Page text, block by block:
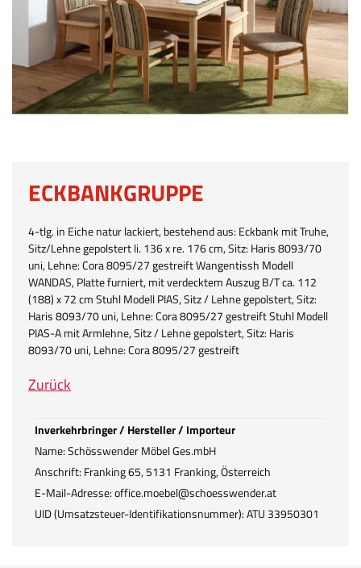
ECKBANKGRUPPE
4-tlg. in Eiche natur lackiert, bestehend aus: Eckbank mit Truhe,
Sitz/Lehne gepolstert li. 136 x re. 176 cm, Sitz: Haris 8093/70
uni, Lehne: Cora 8095/27 gestreift Wangentissh Modell
WANDAS, Platte furniert, mit verdecktem Auszug B/T ca. 112
(188) x 72 cm Stuhl Modell PIAS, Sitz / Lehne gepolstert, Sitz:
Haris 8093/70 uni, Lehne: Cora 8095/27 gestreift Stuhl Modell
PIAS-A mit Armlehne, Sitz / Lehne gepolstert, Sitz: Haris
8093/70 uni, Lehne: Cora 8095/27 gestreift
Zurück
Inverkehrbringer / Hersteller / Importeur
Name: Schösswender Möbel Ges.mbH
Anschrift: Franking 65, 5131 Franking, Österreich
E-Mail-Adresse: office.moebel@schoesswender.at
UID (Umsatzsteuer-Identifikationsnummer): ATU 33950301